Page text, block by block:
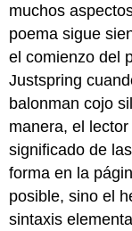
muchos
poema sigue
el comienzo del
Justspring
balonman cojo
manera, el
significado de
forma en la
posible, sino el
sintaxis